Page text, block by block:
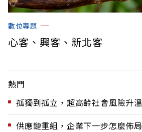
數位專題
心客、興客、新北客
熱門
孤獨到孤立，超高齡社會風險升溫
供應鏈重組，企業下一步怎麼佈局